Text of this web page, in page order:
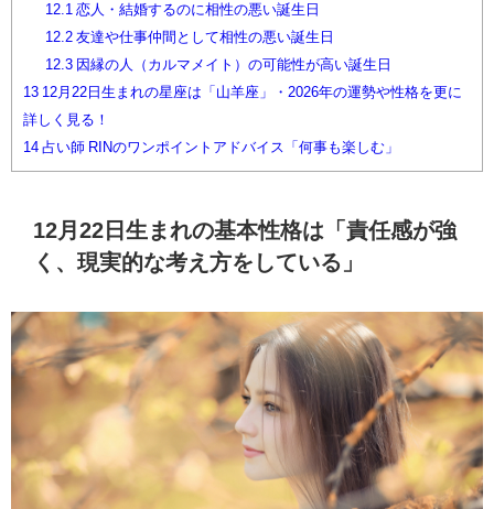
12.1 恋人・結婚するのに相性の悪い誕生日
12.2友達や仕事仲間として相性の悪い誕生日
12.3因縁の人（カルマメイト）の可能性が高い誕生日
13 12月22日生まれの星座は「山羊座」・2026年の運勢や性格を更に
詳しく見る！
14 占い師 RINのワンポイントアドバイス「何事も楽しむ」
12月22日生まれの基本性格は「責任感が強
く、現実的な考え方をしている」